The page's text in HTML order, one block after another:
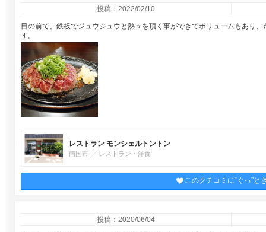
投稿：2022/02/10
目の前で、鉄板でジュウジュウと熱々を頂く事ができてボリュームもあり
す。
レストラン モンシェルトントン
南国市 レストラン・洋食
このクチコミに“ぐっ”と
投稿：2020/06/04